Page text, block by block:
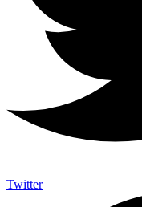
Twitter